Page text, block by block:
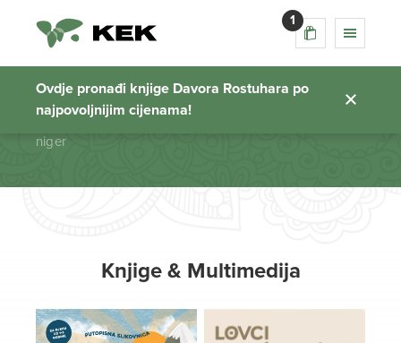
1
Ovdje pronađi knjige Davora Rostuhara po
najpovoljnijim cijenama!
niger
Početna stranica
niger
Knjige & Multimedija